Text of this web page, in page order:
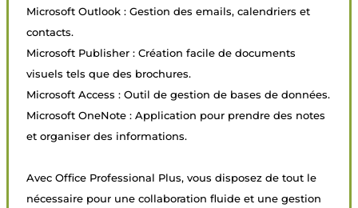
Microsoft Outlook : Gestion des emails, calendriers et
contacts.
Microsoft Publisher : Création facile de documents
visuels tels que des brochures.
Microsoft Access : Outil de gestion de bases de données.
Microsoft OneNote : Application pour prendre des notes
et organiser des informations.
Avec Office Professional Plus, vous disposez de tout le
nécessaire pour une collaboration fluide et une gestion